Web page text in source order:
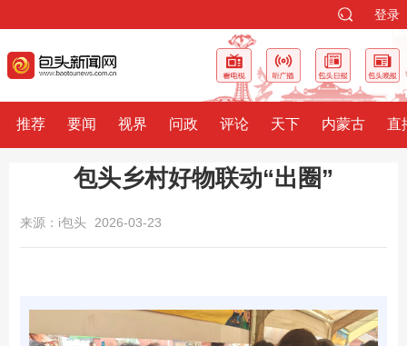
登录
推荐 要闻 视界 问政 评论 天下 内蒙古 直
包头乡村好物联动“出圈”
来源：i包头 2026-03-23